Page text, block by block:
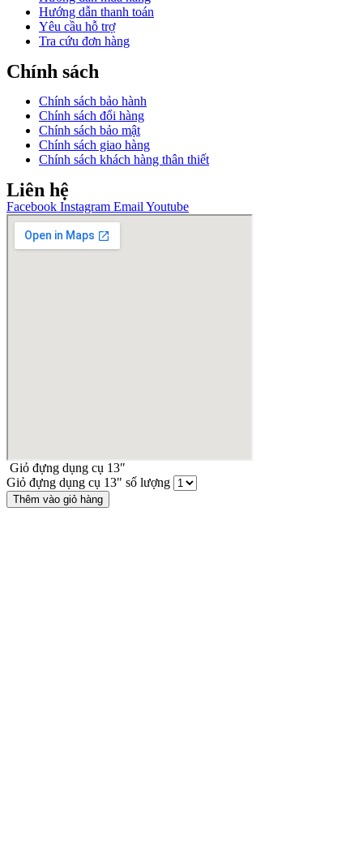
Hướng dẫn thanh toán
Yêu cầu hỗ trợ
Tra cứu đơn hàng
Chính sách
Chính sách bảo hành
Chính sách đổi hàng
Chính sách bảo mật
Chính sách giao hàng
Chính sách khách hàng thân thiết
Liên hệ
Facebook Instagram Email Youtube
Giỏ đựng dụng cụ 13″
Giỏ đựng dụng cụ 13" số lượng
Thêm vào giỏ hàng